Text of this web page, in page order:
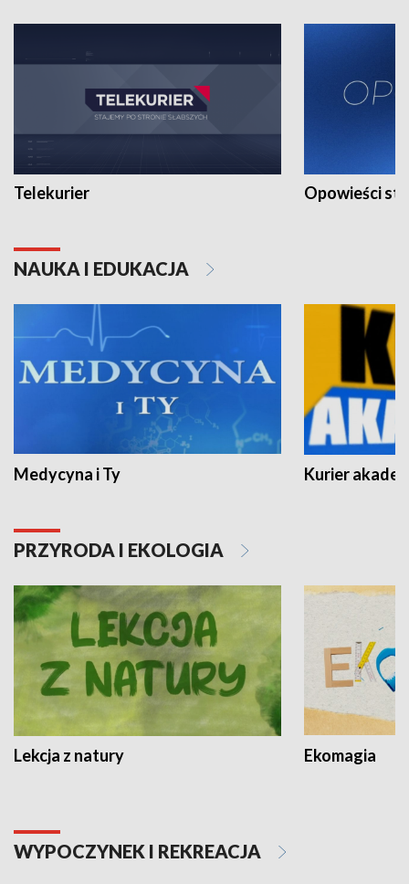
Telekurier Opowieści
NAUKA I EDUKACJA
Medycyna i Ty Kurier
PRZYRODA I EKOLOGIA
Lekcja z natury Ekomagia
WYPOCZYNEK I REKREACJA